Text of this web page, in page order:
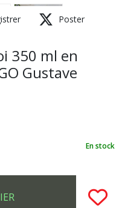
Poster
350 ml en
Gustave
En stock